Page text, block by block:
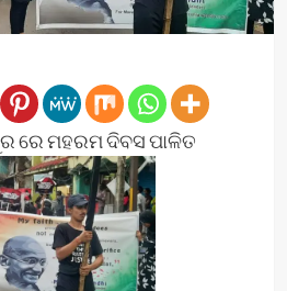
ରେ ମହରମ ଦିବସ ପାଳିତ